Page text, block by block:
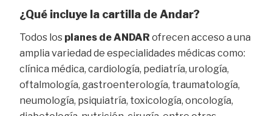
¿Qué incluye la cartilla de Andar?
Todos los planes de ANDAR ofrecen acceso a una
amplia variedad de especialidades médicas como:
clínica médica, cardiología, pediatría, urología,
oftalmología, gastroenterología, traumatología,
neumología, psiquiatría, toxicología, oncología,